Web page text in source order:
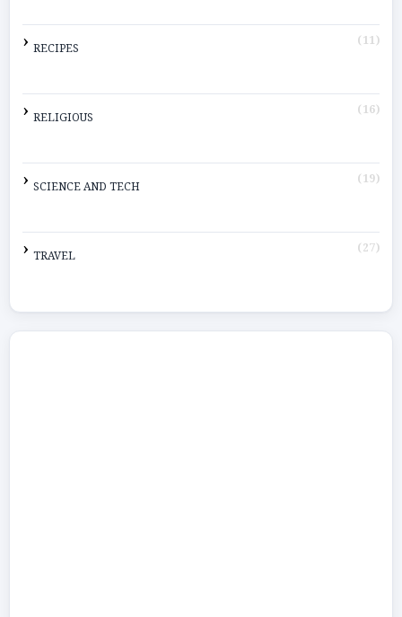
RECIPES (11)
RELIGIOUS (16)
SCIENCE AND TECH (19)
TRAVEL (27)